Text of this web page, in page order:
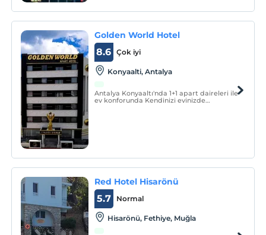
Golden World Hotel
Çok iyi
8.6
Konyaalti, Antalya
Antalya Konyaaltı'nda 1+1 apart daireleri ile
ev konforunda Kendinizi evinizde
Red Hotel Hisarönü
Normal
5.7
Hisarönü, Fethiye, Muğla